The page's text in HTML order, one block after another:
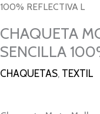
100% REFLECTIVA L
CHAQUETA
SENCILLA
CHAQUETAS, TEXTIL
MOTO
CORTAVIENTOS
SENCILLA
100%